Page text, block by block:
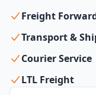
Freight
Transport &
Courier Service
LTL Freight